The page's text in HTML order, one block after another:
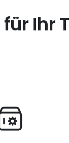
fürIhr